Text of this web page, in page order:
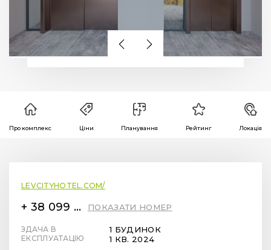
Про комплекс Ціни Планування Рейтинг Локація
LEVCITYHOTEL.COM/
+ 38 099 78 78 287 ПОКАЗАТИ НОМЕР
ЗДАЧА В
ЕКСПЛУАТАЦІЮ
1 БУДИНОК
1 КВ. 2024